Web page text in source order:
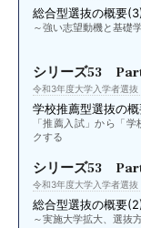
総合型選抜の概要
～強い志望動機と基礎
シリーズ53
令和3年度大学入学者選抜
学校推薦型選抜の
「推薦入試」から「
クする
シリーズ53
令和3年度大学入学者選抜
総合型選抜の概要
～実施大学拡大、選抜